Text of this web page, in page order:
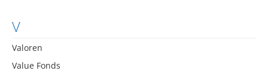
V
Valoren
Value Fonds